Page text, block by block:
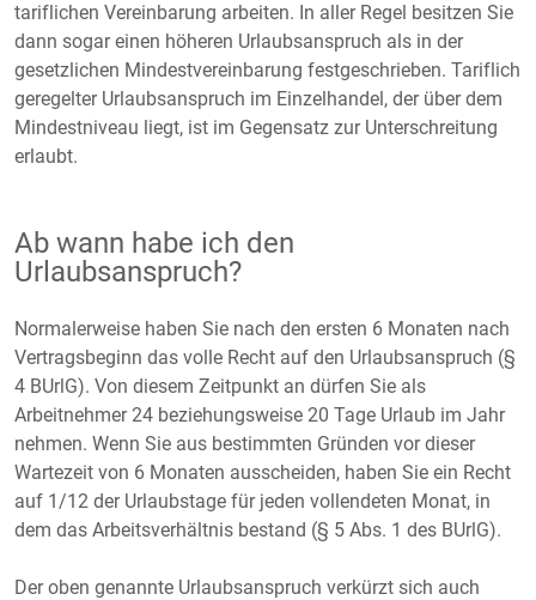
tariflichen Vereinbarung arbeiten. In aller Regel besitzen Sie
dann sogar einen höheren Urlaubsanspruch als in der
gesetzlichen Mindestvereinbarung festgeschrieben. Tariflich
geregelter Urlaubsanspruch im Einzelhandel, der über dem
Mindestniveau liegt, ist im Gegensatz zur Unterschreitung
erlaubt.
Ab wann habe ich den
Urlaubsanspruch?
Normalerweise haben Sie nach den ersten 6 Monaten nach
Vertragsbeginn das volle Recht auf den Urlaubsanspruch (§
4 BUrlG). Von diesem Zeitpunkt an dürfen Sie als
Arbeitnehmer 24 beziehungsweise 20 Tage Urlaub im Jahr
nehmen. Wenn Sie aus bestimmten Gründen vor dieser
Wartezeit von 6 Monaten ausscheiden, haben Sie ein Recht
auf 1/12 der Urlaubstage für jeden vollendeten Monat, in
dem das Arbeitsverhältnis bestand (§ 5 Abs. 1 des BUrlG).
Der oben genannte Urlaubsanspruch verkürzt sich auch